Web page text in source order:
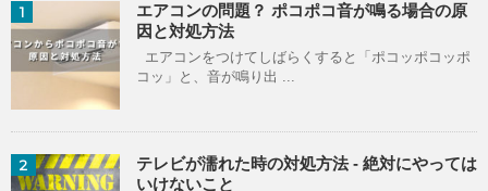
1
エアコンの問題？ ポコポコ音が鳴る場合の原
因と対処方法
エアコンをつけてしばらくすると「ポコッポコッポ
コッ」と、音が鳴り出 ...
2
テレビが濡れた時の対処方法 - 絶対にやっては
いけないこと